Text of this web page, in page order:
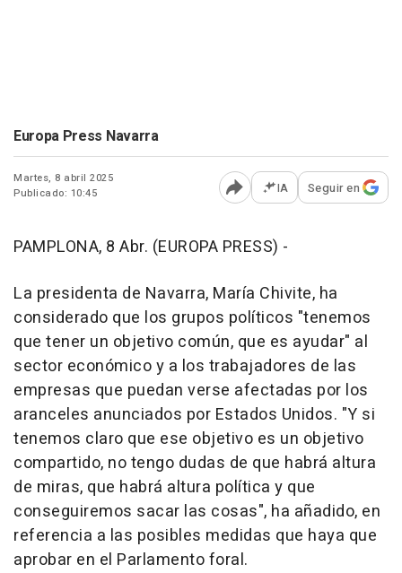
Europa Press Navarra
Martes, 8 abril 2025
Publicado: 10:45
Abrir opciones para
IA Seguir en
PAMPLONA, 8 Abr. (EUROPA PRESS) -
La presidenta de Navarra, María Chivite, ha
considerado que los grupos políticos "tenemos
que tener un objetivo común, que es ayudar" al
sector económico y a los trabajadores de las
empresas que puedan verse afectadas por los
aranceles anunciados por Estados Unidos. "Y si
tenemos claro que ese objetivo es un objetivo
compartido, no tengo dudas de que habrá altura
de miras, que habrá altura política y que
conseguiremos sacar las cosas", ha añadido, en
referencia a las posibles medidas que haya que
aprobar en el Parlamento foral.